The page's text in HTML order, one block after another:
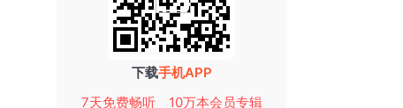
下载手机APP
7天免费畅听
10万本会员专辑